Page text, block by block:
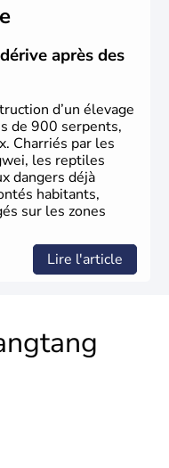
la dernière à régner
la Chine s'est
son indépendance
d'inventions avant-
utilisatrice du papier,
de la boussole et de
après des
d’un élevage
de 900 serpents,
Charriés par les
les reptiles
dangers déjà
habitants,
sur les zones
Lire l'article